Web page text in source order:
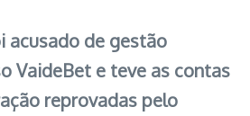
acusado de gestão
VaideBet e teve as contas
reprovadas pelo